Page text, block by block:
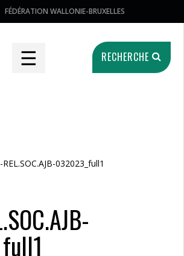
FÉDÉRATION WALLONIE-BRUXELLES
☰ RECHERCHE
032023_full1